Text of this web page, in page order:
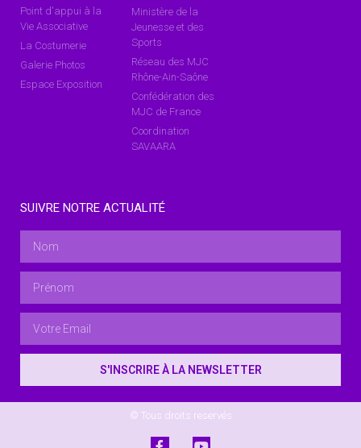
Point d'appui à la
Vie Associative
La Costumerie
Galerie Photos
Espace Exposition
Ministère de la
Jeunesse et des
Sports
Réseau des MJC
Rhône-Ain-Saône
Confédération des
MJC de France
Coordination
SAVAARA
SUIVRE NOTRE ACTUALITÉ
S'INSCRIRE À LA NEWSLETTER
© Tous droits reservés